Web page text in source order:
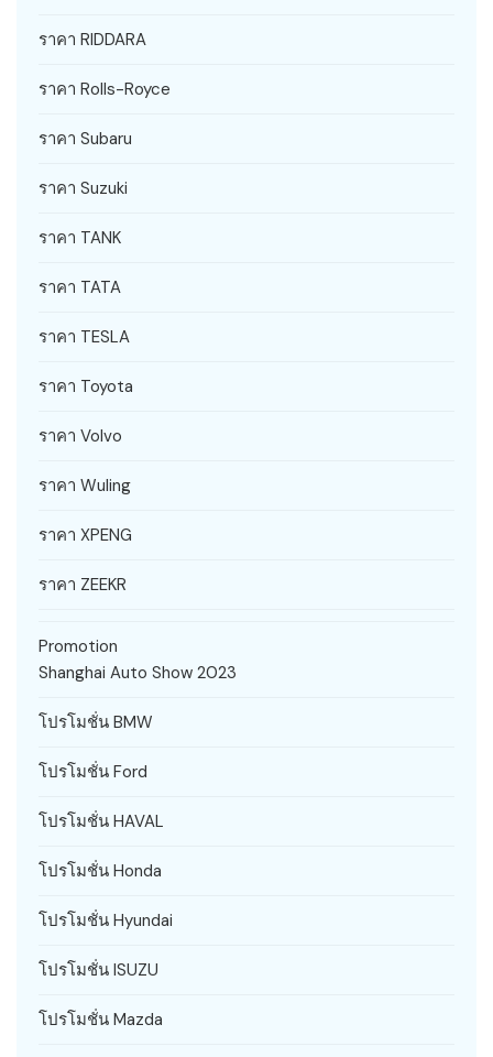
ราคา RIDDARA
ราคา Rolls-Royce
ราคา Subaru
ราคา Suzuki
ราคา TANK
ราคา TATA
ราคา TESLA
ราคา Toyota
ราคา Volvo
ราคา Wuling
ราคา XPENG
ราคา ZEEKR
Promotion
Shanghai Auto Show 2023
โปรโมชั่น BMW
โปรโมชั่น Ford
โปรโมชั่น HAVAL
โปรโมชั่น Honda
โปรโมชั่น Hyundai
โปรโมชั่น ISUZU
โปรโมชั่น Mazda